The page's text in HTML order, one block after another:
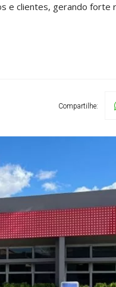
e clientes, gerando forte
Compartilhe: